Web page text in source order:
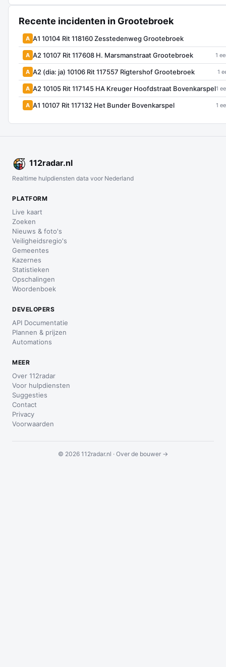
Recente incidenten in Grootebroek
A A1 10104 Rit 118160 Zesstedenweg Grootebroek
A A2 10107 Rit 117608 H. Marsmanstraat Grootebroek 1
A A2 (dia: ja) 10106 Rit 117557 Rigtershof Grootebroek 1
A A2 10105 Rit 117145 HA Kreuger Hoofdstraat Bovenkarspel1
A A1 10107 Rit 117132 Het Bunder Bovenkarspel 1
112radar.nl
Realtime hulpdiensten data voor Nederland
PLATFORM
Live kaart
Zoeken
Nieuws & foto's
Veiligheidsregio's
Gemeentes
Kazernes
Statistieken
Opschalingen
Woordenboek
DEVELOPERS
API Documentatie
Plannen & prijzen
Automations
MEER
Over 112radar
Voor hulpdiensten
Suggesties
Contact
Privacy
Voorwaarden
© 2026 112radar.nl · Over de bouwer →